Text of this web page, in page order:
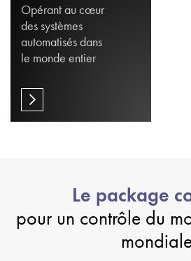
Opérant au cœur
des systèmes
automatisés dans
le monde entier
Le package
pour un contrôle du